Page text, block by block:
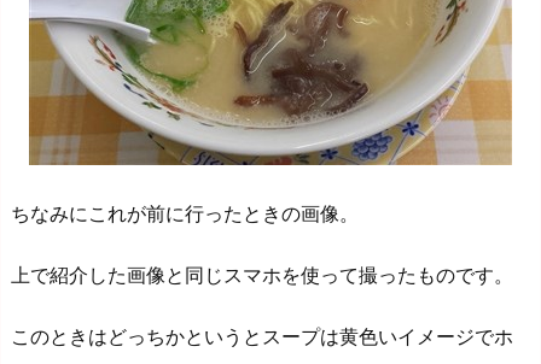
ちなみにこれが前に行ったときの画像。
上で紹介した画像と同じスマホを使って撮ったものです。
このときはどっちかというとスープは黄色いイメージでホ